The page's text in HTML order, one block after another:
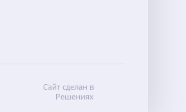
Сайт сделан в
Решениях